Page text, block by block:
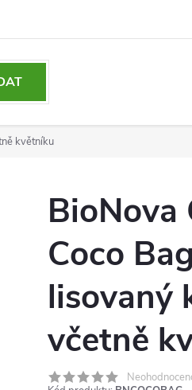
údajů
květníku
BioNova
Coco
lisovaný
včetně